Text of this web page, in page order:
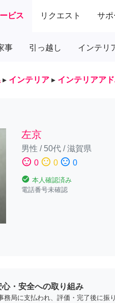
ビス リクエスト サポ
事 引っ越し インテリ
▸ インテリア ▸ インテリアア
左京
男性 / 50代/滋賀県
sentiment_satisfied 0 sentiment_neutral 0 sentiment_dissatisfied 0
check_circle 本人確認済み
電話番号未確認
・安全への取り組み
務局に支払われ、評価・完了後に振